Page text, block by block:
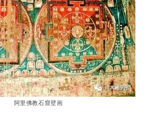
阿里佛教石窟壁画